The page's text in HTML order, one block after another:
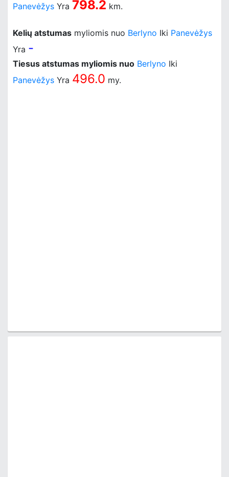
Panevėžys Yra 798.2 km.
Kelių atstumas myliomis nuo Berlyno Iki Panevėžys
Yra -
Tiesus atstumas myliomis nuo Berlyno Iki
Panevėžys Yra 496.0 my.